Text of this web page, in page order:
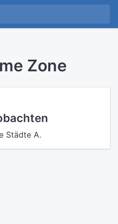
Zone
Städte A.